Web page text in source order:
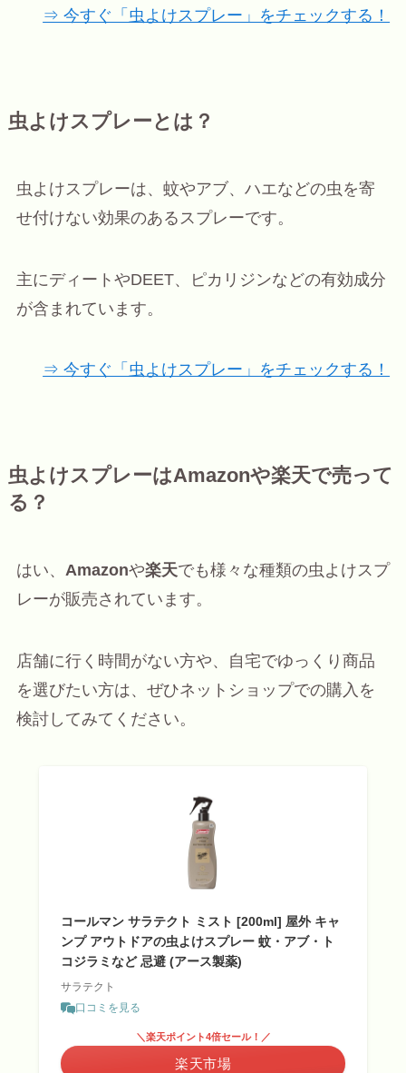
⇒ 今すぐ「虫よけスプレー」をチェックする！
虫よけスプレーとは？
虫よけスプレーは、蚊やアブ、ハエなどの虫を寄
せ付けない効果のあるスプレーです。
主にディートやDEET、ピカリジンなどの有効成分
が含まれています。
⇒ 今すぐ「虫よけスプレー」をチェックする！
虫よけスプレーはAmazonや楽天で売って
る？
はい、 Amazonや楽天でも様々な種類の虫よけスプ
レーが販売されています。
店舗に行く時間がない方や、自宅でゆっくり商品
を選びたい方は、ぜひネットショップでの購入を
検討してみてください。
コールマン サラテクト ミスト [200ml] 屋外 キャ
ンプ アウトドアの虫よけスプレー 蚊・アブ・ト
コジラミなど 忌避 (アース製薬)
サラテクト
口コミを見る
＼楽天ポイント4倍セール！／
楽天市場